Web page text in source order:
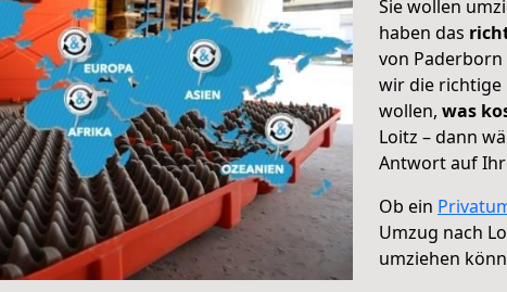
Sie wollen
haben das
von Paderborn
wir die richtige
wollen, was
Loitz – dann
Antwort auf
Ob ein
Umzug nach
umziehen